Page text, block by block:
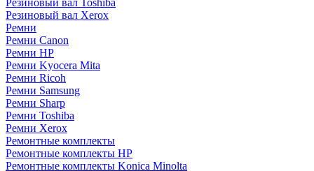
Резиновый вал Toshiba
Резиновый вал Xerox
Ремни
Ремни Canon
Ремни HP
Ремни Kyocera Mita
Ремни Ricoh
Ремни Samsung
Ремни Sharp
Ремни Toshiba
Ремни Xerox
Ремонтные комплекты
Ремонтные комплекты HP
Ремонтные комплекты Konica Minolta